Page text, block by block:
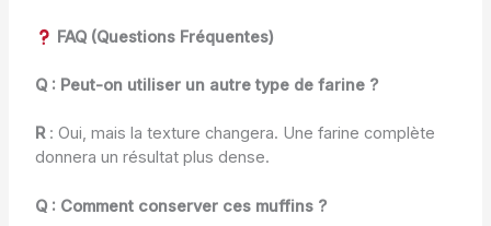
FAQ (Questions Fréquentes)
Q : Peut-on utiliser un autre type de farine ?
R: Oui, mais la texture changera. Une farine complète
donnera un résultat plus dense.
Q : Comment conserver ces muffins ?